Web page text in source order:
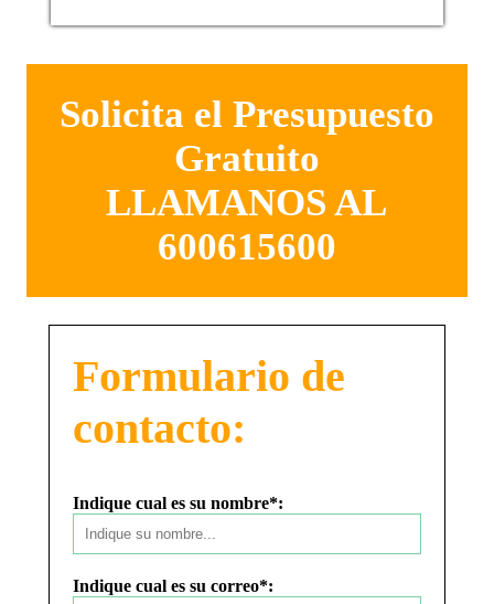
Solicita el Presupuesto
Gratuito
LLAMANOS AL
600615600
Formulario de
contacto:
Indique cual es su nombre*:
Indique cual es su correo*: